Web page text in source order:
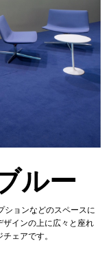
ルー
ションなどのスペースに
インの上に広々と座れ
ェアです。